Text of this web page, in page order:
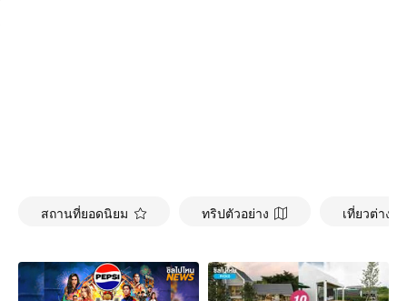
สถานที่ยอดนิยม ทริปตัวอย่าง เที่ยวต่างป